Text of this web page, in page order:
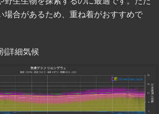
場合があるため、重ね着がおすすめで
詳細気候